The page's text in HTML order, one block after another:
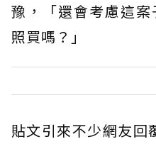
豫，「還會考慮這
照買嗎？」
貼文引來不少網友回